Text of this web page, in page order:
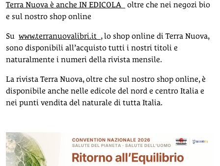
Terra Nuova è anche IN EDICOLA
oltre che nei negozi bio
e sul nostro shop online
Su www.terranuovalibri.it , lo shop online di Terra Nuova,
sono disponibili all’acquisto tutti i nostri titoli e
naturalmente i numeri della rivista mensile.
La rivista Terra Nuova, oltre che sul nostro shop online, è
disponibile anche nelle edicole del nord e centro Italia e
nei punti vendita del naturale di tutta Italia.